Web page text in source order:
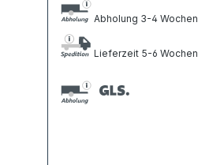
Abholung 3-4 Wochen
Lieferzeit 5-6 Wochen